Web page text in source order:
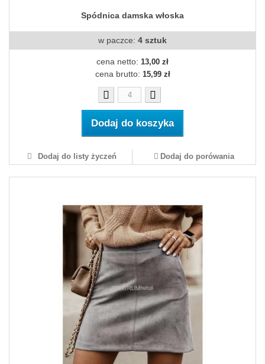
Spódnica damska włoska
w paczce: 4 sztuk
cena netto: 13,00 zł
cena brutto: 15,99 zł
Dodaj do koszyka
Dodaj do listy życzeń Dodaj do porówania